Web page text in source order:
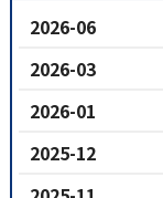
2026-06
2026-03
2026-01
2025-12